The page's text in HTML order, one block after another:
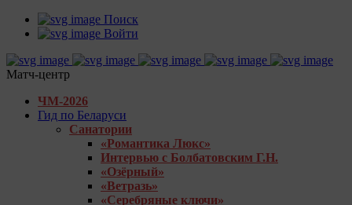
Поиск
Войти
Матч-центр
ЧМ-2026
Гид по Беларуси
Санатории
«Романтика Люкс»
Интервью с Болбатовским Г.Н.
«Озёрный»
«Ветразь»
«Серебряные ключи»